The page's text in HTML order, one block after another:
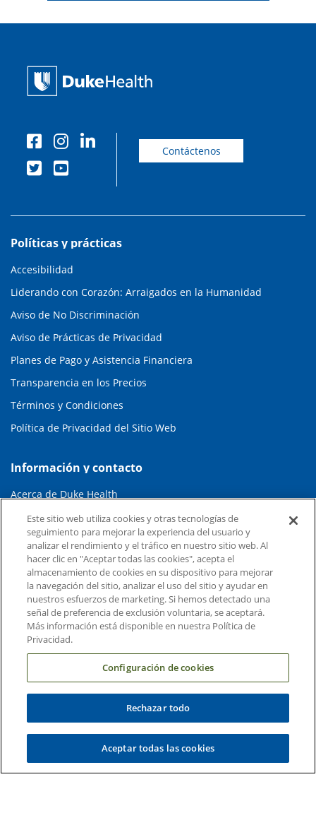
Contáctenos
Políticas y prácticas
Accesibilidad
Liderando con Corazón: Arraigados en la Humanidad
Aviso de No Discriminación
Aviso de Prácticas de Privacidad
Planes de Pago y Asistencia Financiera
Transparencia en los Precios
Términos y Condiciones
Política de Privacidad del Sitio Web
Información y contacto
Acerca de Duke Health
Contáctenos
Carreras en Duke Health
Sala de Prensa de Duke Health
Suscripción al Correo Electrónico
Médicos Derivadores
Enlaces relacionados
Duke School of Medicine
Duke School of Nursing
Este sitio web utiliza cookies y otras tecnologías de
seguimiento para mejorar la experiencia del usuario y
analizar el rendimiento y el tráfico en nuestro sitio web. Al
hacer clic en "Aceptar todas las cookies", acepta el
almacenamiento de cookies en su dispositivo para mejorar
la navegación del sitio, analizar el uso del sitio y ayudar en
nuestros esfuerzos de marketing. Si hemos detectado una
señal de preferencia de exclusión voluntaria, se aceptará.
Más información está disponible en nuestra Política de
Privacidad.
Configuración de cookies
Rechazar todo
Aceptar todas las cookies